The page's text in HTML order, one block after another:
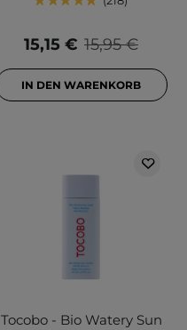
15,95 €
15,15 €
IN DEN WARENKORB
Tocobo - Bio Watery Sun